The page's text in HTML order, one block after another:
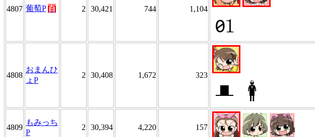
4807 葡萄P 百 2 30,421 744 1,104
4808
おまんひ
ょP
2 30,408 1,672 323
4809
もみっち
P
2 30,394 4,220 157